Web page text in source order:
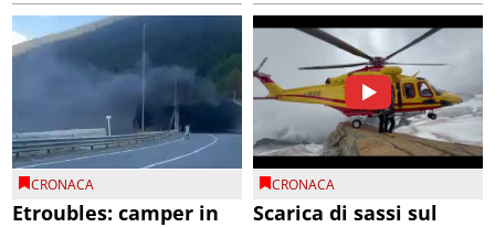
CRONACA
Etroubles: camper in
CRONACA
Scarica di sassi sul